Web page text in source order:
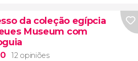
da coleção egípcia
Museum com
12 opiniões